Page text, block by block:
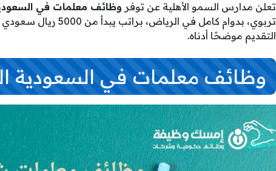
تعلن مدارس السمو الأهلية عن توفر وظائف معلمات في
تربوي، بدوام كامل في
التقديم موضحًا أدناه.
وظائف معلمات في السعودية